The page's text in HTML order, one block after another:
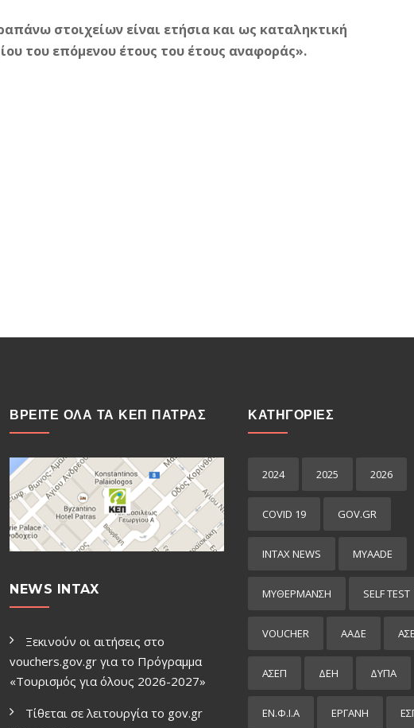
στοιχείων είναι ετήσια και ως καταληκτική
του επόμενου έτους του έτους αναφοράς».
ΒΡΕΙΤΕ ΟΛΑ ΤΑ ΚΕΠ ΠΑΤΡΑΣ
NEWS INTAX
Ξεκινούν οι αιτήσεις στο
vouchers.gov.gr για το Πρόγραμμα
«Τουρισμός για όλους 2026-2027»
Τίθεται σε λειτουργία το gov.gr
ΚΑΤΗΓΟΡΙΕΣ
2024 2025 2026
COVID 19 GOV.GR
INTAX NEWS MYAADE
MYΘΈΡΜΑΝΣΗ SELF TEST
VOUCHER ΑΑΔΕ
ΑΣΕΠ ΔΕΗ ΔΥΠΑ
ΕΝ.Φ.Ι.Α ΕΡΓΑΝΗ